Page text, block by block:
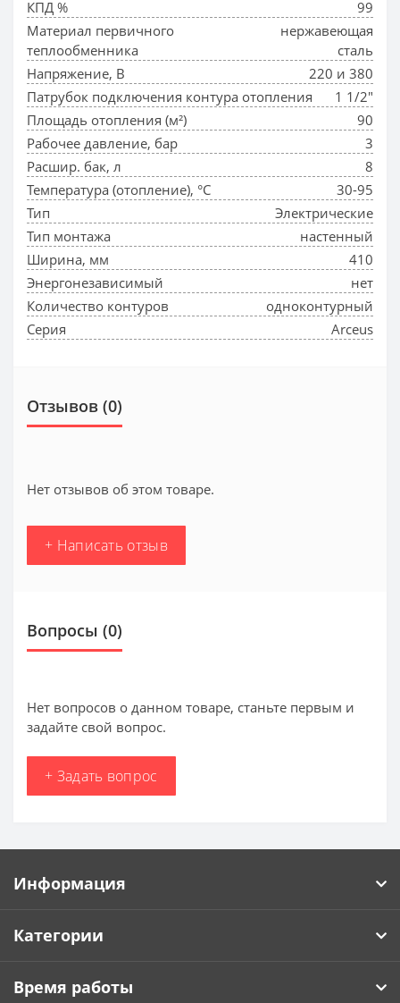
КПД %
99
Материал первичного
теплообменника
нержавеющая
сталь
Напряжение, В
220 и 380
Патрубок подключения контура отопления
1 1/2"
Площадь отопления (м²)
90
Рабочее давление, бар
3
Расшир. бак, л
8
Температура (отопление), °С
30-95
Тип
Электрические
Тип монтажа
настенный
Ширина, мм
410
Энергонезависимый
нет
Количество контуров
одноконтурный
Серия
Arceus
Отзывов (0)
Нет отзывов об этом товаре.
+ Написать отзыв
Вопросы (0)
Нет вопросов о данном товаре, станьте первым и
задайте свой вопрос.
+ Задать вопрос
Информация
Категории
Время работы